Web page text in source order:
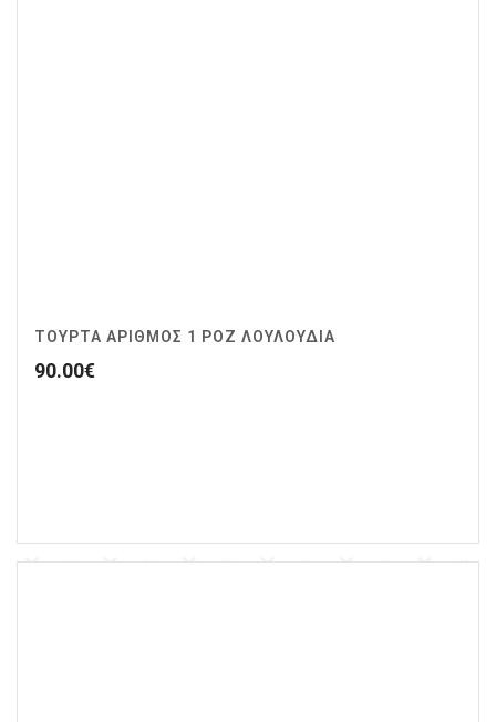
ΤΟΥΡΤΑ ΑΡΙΘΜΟΣ 1 ΡΟΖ ΛΟΥΛΟΥΔΙΑ
90.00€